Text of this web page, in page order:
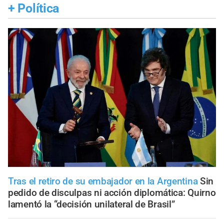
+ Política
Tras el retiro de su embajador en la Argentina Sin
pedido de disculpas ni acción diplomática: Quirno
lamentó la “decisión unilateral de Brasil”